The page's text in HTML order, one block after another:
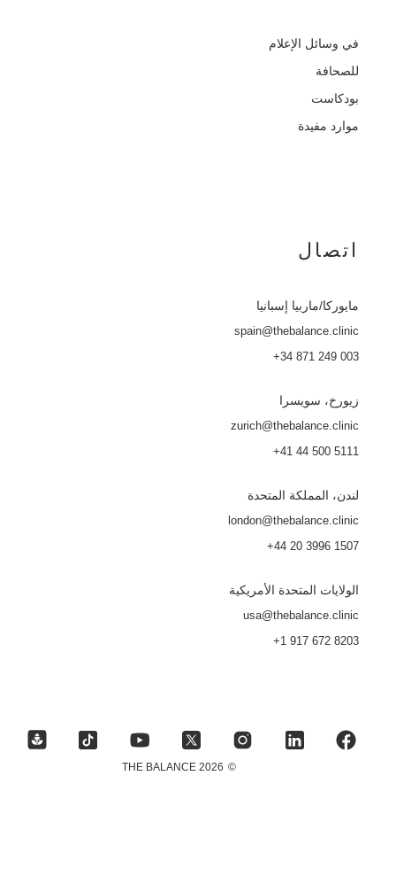
في وسائل الإعلام
للصحافة
بودكاست
موارد مفيدة
اتصال
مايوركا/ماربيا إسبانيا
spain@thebalance.clinic
+34 871 249 003
زيورخ، سويسرا
zurich@thebalance.clinic
+41 44 500 5111
لندن، المملكة المتحدة
london@thebalance.clinic
+44 20 3996 1507
الولايات المتحدة الأمريكية
usa@thebalance.clinic
+1 917 672 8203
©
2026 THE BALANCE